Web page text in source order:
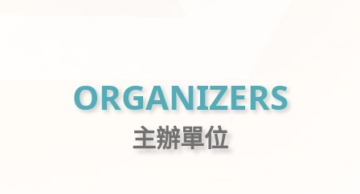
ORGANIZERS
主辦單位